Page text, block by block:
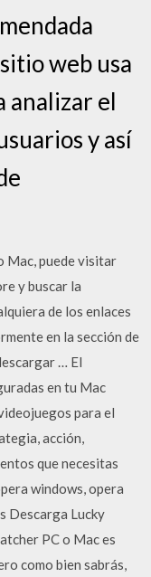
web usa
analizar el
y así
Mac, puede visitar
y buscar la
de los enlaces
en la sección de
… El
en tu Mac
para el
acción,
que necesitas
windows, opera
Descarga Lucky
PC o Mac es
como bien sabrás,